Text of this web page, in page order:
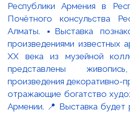
Республики Армения в
Почётного консульства
Алматы. ▪️Выставка
произведениями известных
XX века из музейной
представлены
произведения декоративно-
отражающие богатство
Армении. 📍 Выставка будет